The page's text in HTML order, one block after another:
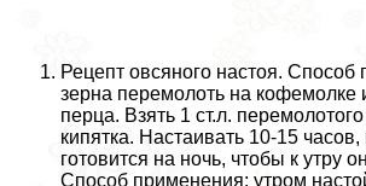
Рецепт овсяного настоя. Способ
зерна перемолоть на кофемолке
перца. Взять 1 ст.л.
кипятка. Настаивать 10-15
готовится на ночь, чтобы к утру
Способ применения: утром